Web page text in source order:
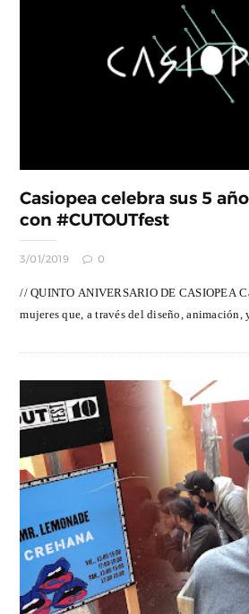
Casiopea celebra sus 5
con #CUTOUTfest
3/01/2019 0
// QUINTO ANIVERSARIO DE CASIOPEA
mujeres que, a través del diseño, animación,